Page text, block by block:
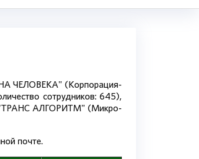
ЧЕЛОВЕКА" (Корпорация-
сотрудников: 645),
"ТРАНС АЛГОРИТМ" (Микро-
почте.